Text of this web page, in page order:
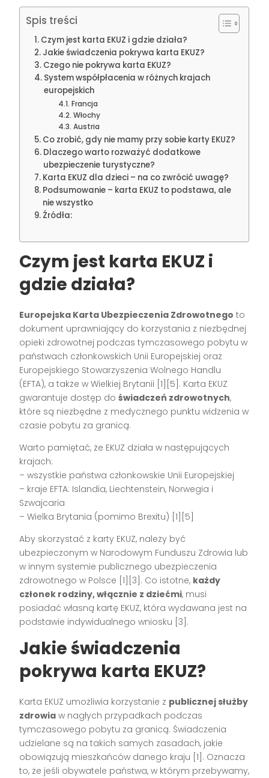
Spis treści
Czym jest karta EKUZ i gdzie działa?
Jakie świadczenia pokrywa karta EKUZ?
Czego nie pokrywa karta EKUZ?
System współpłacenia w różnych krajach
europejskich
Francja
Włochy
Austria
Co zrobić, gdy nie mamy przy sobie karty EKUZ?
Dlaczego warto rozważyć dodatkowe
ubezpieczenie turystyczne?
Karta EKUZ dla dzieci – na co zwrócić uwagę?
Podsumowanie – karta EKUZ to podstawa, ale
nie wszystko
Źródła:
Czym jest karta EKUZ i
gdzie działa?
Europejska Karta Ubezpieczenia Zdrowotnego to
dokument uprawniający do korzystania z niezbędnej
opieki zdrowotnej podczas tymczasowego pobytu w
państwach członkowskich Unii Europejskiej oraz
Europejskiego Stowarzyszenia Wolnego Handlu
(EFTA), a także w Wielkiej Brytanii [1][5]. Karta EKUZ
gwarantuje dostęp doświadczeń zdrowotnych,
które są niezbędne z medycznego punktu widzenia w
czasie pobytu za granicą.
Warto pamiętać, że EKUZ działa w następujących
krajach:
– wszystkie państwa członkowskie Unii Europejskiej
– kraje EFTA: Islandia, Liechtenstein, Norwegia i
Szwajcaria
– Wielka Brytania (pomimo Brexitu) [1][5]
Aby skorzystać z karty EKUZ, należy być
ubezpieczonym w Narodowym Funduszu Zdrowia lub
w innym systemie publicznego ubezpieczenia
zdrowotnego w Polsce [1][3]. Co istotne, każdy
członek rodziny, włącznie z dziećmi, musi
posiadać własną kartę EKUZ, która wydawana jest na
podstawie indywidualnego wniosku [3].
Jakie świadczenia
pokrywa karta EKUZ?
Karta EKUZ umożliwia korzystanie z publicznej służby
zdrowia w nagłych przypadkach podczas
tymczasowego pobytu za granicą. Świadczenia
udzielane są na takich samych zasadach, jakie
obowiązują mieszkańców danego kraju [1]. Oznacza
to, że jeśli obywatele państwa, w którym przebywamy,